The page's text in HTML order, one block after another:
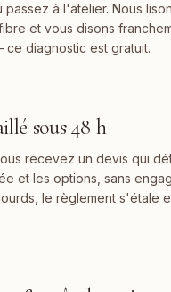
à l'atelier. Nous
et vous disons
diagnostic est gratuit.
sous 48 h
recevez un devis qui
et les options, sans
le règlement s'étale